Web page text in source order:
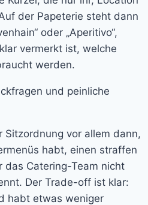
der Papeterie steht dann
oder „Aperitivo“,
vermerkt ist, welche
werden.
und peinliche
vor allem dann,
habt, einen straffen
das Catering-Team nicht
Der Trade-off ist klar:
habt etwas weniger